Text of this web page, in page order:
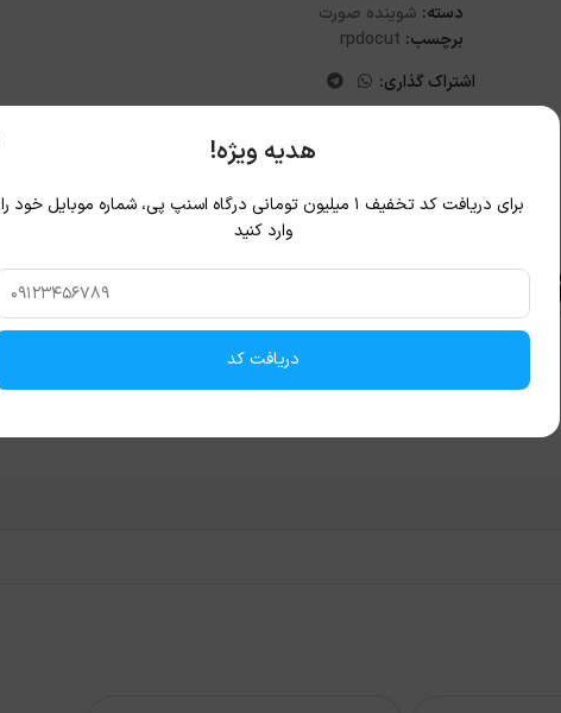
دسته: شوینده صورت
برچسب: rpdocut
اشتراک گذاری:
هدیه ویژه!
برای دریافت کد تخفیف ۱ میلیون تومانی درگاه اسنپ پی، شماره موبایل خود را
وارد کنید
دریافت کد